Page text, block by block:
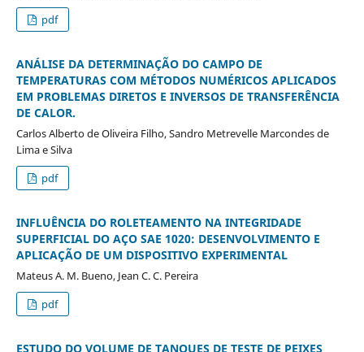
pdf
ANÁLISE DA DETERMINAÇÃO DO CAMPO DE
TEMPERATURAS COM MÉTODOS NUMÉRICOS APLICADOS
EM PROBLEMAS DIRETOS E INVERSOS DE TRANSFERÊNCIA
DE CALOR.
Carlos Alberto de Oliveira Filho, Sandro Metrevelle Marcondes de
Lima e Silva
pdf
INFLUÊNCIA DO ROLETEAMENTO NA INTEGRIDADE
SUPERFICIAL DO AÇO SAE 1020: DESENVOLVIMENTO E
APLICAÇÃO DE UM DISPOSITIVO EXPERIMENTAL
Mateus A. M. Bueno, Jean C. C. Pereira
pdf
ESTUDO DO VOLUME DE TANQUES DE TESTE DE PEIXES